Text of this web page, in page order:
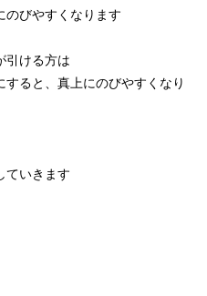
のびやすくなります
引ける方は
ると、真上にのびやすくなり
ていきます